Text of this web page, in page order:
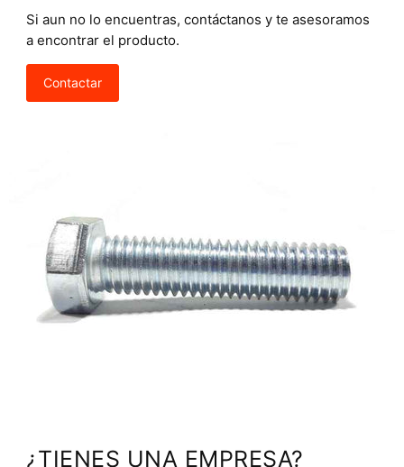
Si aun no lo encuentras, contáctanos y te asesoramos
a encontrar el producto.
Contactar
¿TIENES UNA EMPRESA?